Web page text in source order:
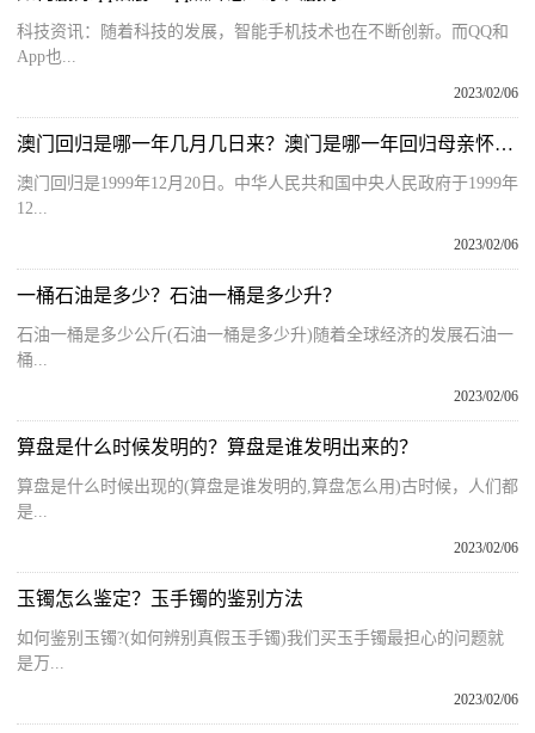
科技资讯：随着科技的发展，智能手机技术也在不断创新。而QQ和
App也...
2023/02/06
澳门回归是哪一年几月几日来？澳门是哪一年回归母亲怀抱的？
澳门回归是1999年12月20日。中华人民共和国中央人民政府于1999年
12...
2023/02/06
一桶石油是多少？石油一桶是多少升？
石油一桶是多少公斤(石油一桶是多少升)随着全球经济的发展石油一
桶...
2023/02/06
算盘是什么时候发明的？算盘是谁发明出来的？
算盘是什么时候出现的(算盘是谁发明的,算盘怎么用)古时候，人们都
是...
2023/02/06
玉镯怎么鉴定？玉手镯的鉴别方法
如何鉴别玉镯?(如何辨别真假玉手镯)我们买玉手镯最担心的问题就
是万...
2023/02/06